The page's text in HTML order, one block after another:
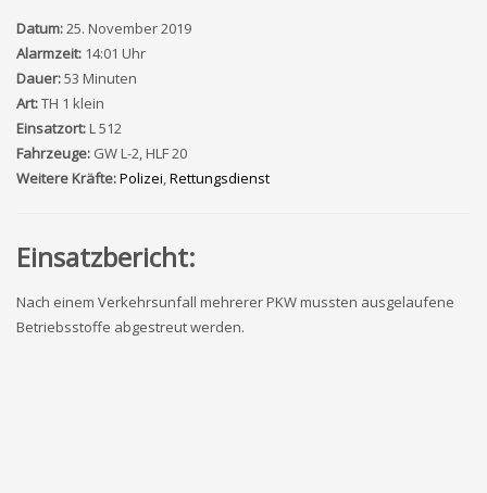
Datum:25. November 2019
Alarmzeit: 14:01 Uhr
Dauer:53 Minuten
Art:TH 1 klein
Einsatzort:L 512
Fahrzeuge: GW L-2, HLF 20
Weitere Kräfte:Polizei,Rettungsdienst
Einsatzbericht:
Nach einem Verkehrsunfall mehrerer PKW mussten ausgelaufene
Betriebsstoffe abgestreut werden.